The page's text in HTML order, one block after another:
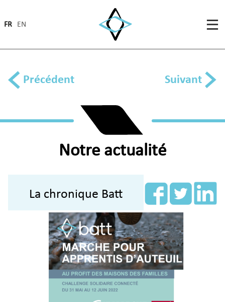
FR EN
Précédent Suivant
Notre actualité
La chronique Batt